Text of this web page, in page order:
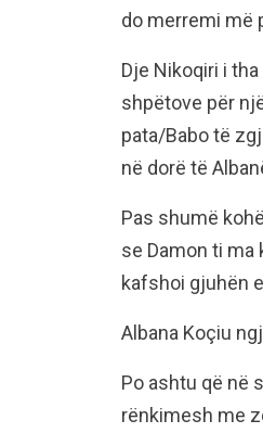
do merremi më
Dje Nikoqiri i
shpëtove për
pata/Babo të
në dorë të
Pas shumë
se Damon ti ma
kafshoi gjuhën
Albana Koçiu
Po ashtu që në
rënkimesh me